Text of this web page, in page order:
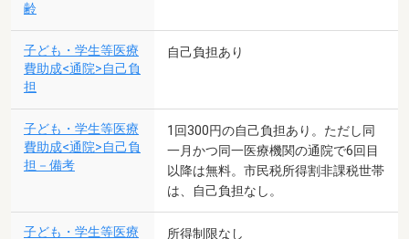
齢
子ども・学生等医療
費助成<通院>自己負
担
自己負担あり
子ども・学生等医療
費助成<通院>自己負
担－備考
1回300円の自己負担あり。ただし同
一月かつ同一医療機関の通院で6回目
以降は無料。市民税所得割非課税世帯
は、自己負担なし。
子ども・学生等医療
所得制限なし